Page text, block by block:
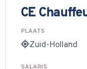
CE
PLAATS
Zuid-Holland
SALARIS